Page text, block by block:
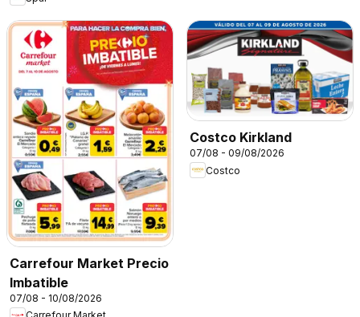
Carrefour Market Precio
Imbatible
07/08 - 10/08/2026
Costco Kirkland
07/08 - 09/08/2026
Costco